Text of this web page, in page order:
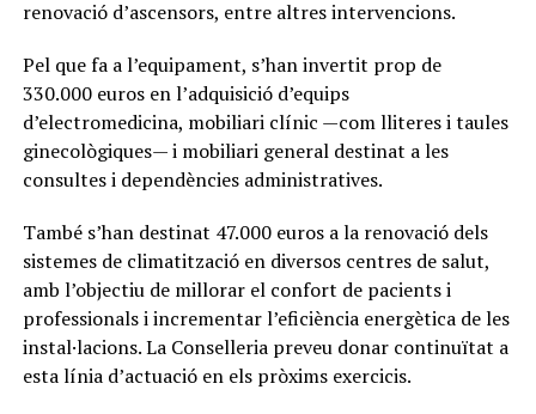
renovació d’ascensors, entre altres intervencions.
Pel que fa a l’equipament, s’han invertit prop de
330.000 euros en l’adquisició d’equips
d’electromedicina, mobiliari clínic —com lliteres i taules
ginecològiques— i mobiliari general destinat a les
consultes i dependències administratives.
També s’han destinat 47.000 euros a la renovació dels
sistemes de climatització en diversos centres de salut,
amb l’objectiu de millorar el confort de pacients i
professionals i incrementar l’eficiència energètica de les
instal·lacions. La Conselleria preveu donar continuïtat a
esta línia d’actuació en els pròxims exercicis.